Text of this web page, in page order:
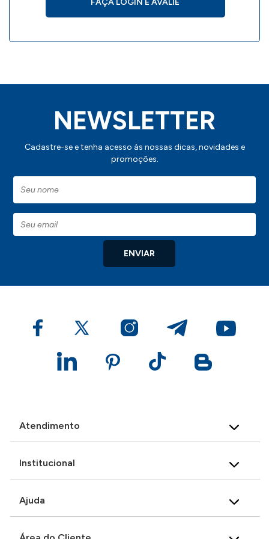
FAÇA LOGIN E AVALIE
NEWSLETTER
Cadastre-se e tenha acesso às nossas dicas, novidades e
promoções.
ENVIAR
Atendimento
Institucional
Ajuda